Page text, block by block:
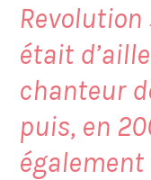
Revolution
était
chanteur
puis, en
également